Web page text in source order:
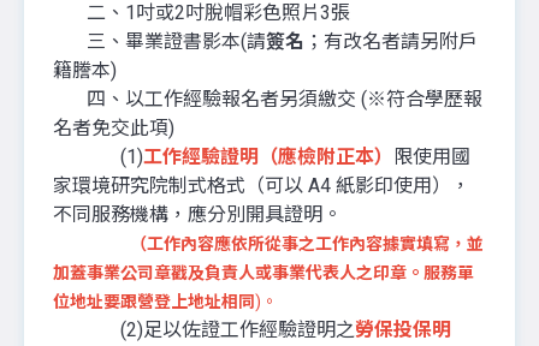
二、1吋或2吋脫帽彩色照片3張
三、畢業證書影本(請簽名 ；有改名者請另附戶
籍謄本)
四、以工作經驗報名者另須繳交 (※符合學歷報
名者免交此項)
(1)工作經驗證明（應檢附正本）
限使用國
家環境研究院制式格式（可以 A4 紙影印使用），
不同服務機構，應分別開具證明。
（工作內容應依所從事之工作內容據實填寫，並
加蓋事業公司章戳及負責人或事業代表人之印章。服務單
位地址要跟營登上地址相同 )。
(2)足以佐證工作經驗證明之勞保投保明